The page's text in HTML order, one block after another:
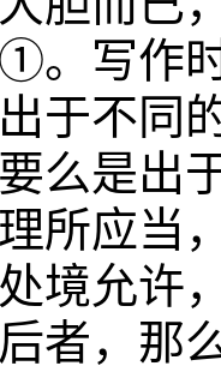
。写作
于不同
么是出
所应当
境允许
者，那